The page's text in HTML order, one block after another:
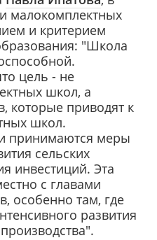
малокомплектных
и критерием
"Школа
цель - не
школ, а
которые приводят к
школ.
принимаются меры
сельских
инвестиций. Эта
с главами
особенно там, где
развития